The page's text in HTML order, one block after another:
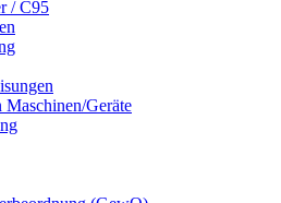
/ C95
Geräte